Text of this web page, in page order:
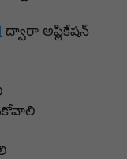
ద్వారా అప్లికేషన్